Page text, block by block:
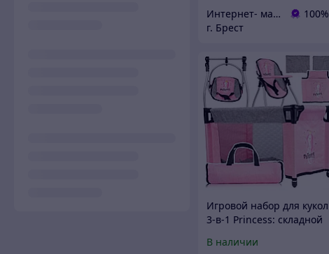
Интернет- магазин O'кей маркет
100%
г. Брест
Игровой набор для кукол
3-в-1 Princess: складной
стульчик для кормления,
В наличии